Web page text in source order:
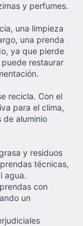
y perfumes.
una limpieza
una prenda
ya que pierde
restaurar
recicla. Con el
para el clima,
de aluminio
y residuos
técnicas,
agua.
con
un